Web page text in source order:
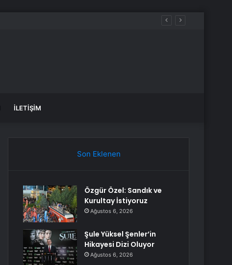
İLETIŞIM
Son Eklenen
Özgür Özel: Sandık ve
Kurultay İstiyoruz
Ağustos 6, 2026
Şule Yüksel Şenler’in
Hikayesi Dizi Oluyor
Ağustos 6, 2026